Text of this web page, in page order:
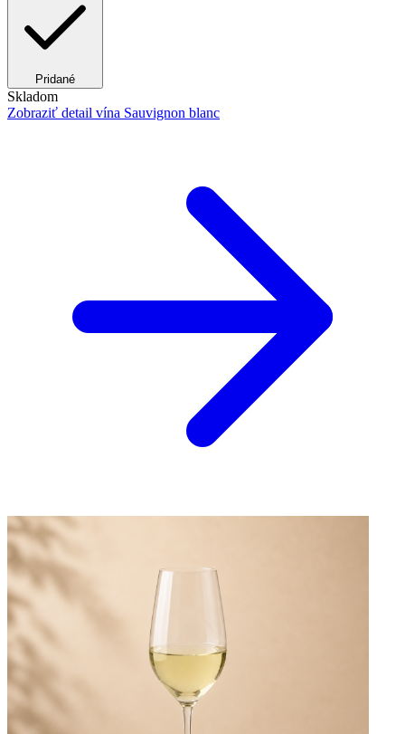
Pridané
Skladom
Zobraziť detail vína Sauvignon blanc